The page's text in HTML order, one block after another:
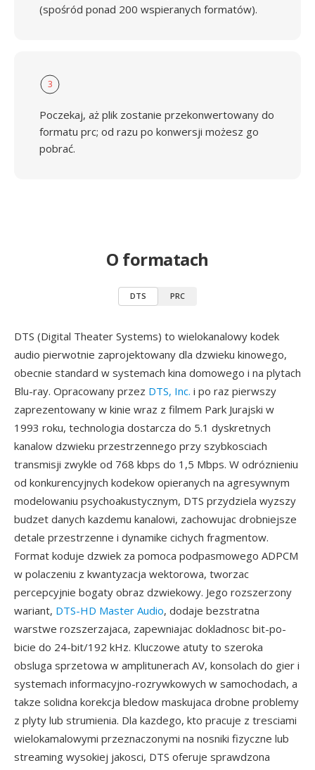
(spośród ponad 200 wspieranych formatów).
3
Poczekaj, aż plik zostanie przekonwertowany do
formatu prc; od razu po konwersji możesz go
pobrać.
O formatach
DTS PRC
DTS (Digital Theater Systems) to wielokanalowy kodek
audio pierwotnie zaprojektowany dla dzwieku kinowego,
obecnie standard w systemach kina domowego i na plytach
Blu-ray. Opracowany przez DTS, Inc. i po raz pierwszy
zaprezentowany w kinie wraz z filmem Park Jurajski w
1993 roku, technologia dostarcza do 5.1 dyskretnych
kanalow dzwieku przestrzennego przy szybkosciach
transmisji zwykle od 768 kbps do 1,5 Mbps. W odróznieniu
od konkurencyjnych kodekow opieranych na agresywnym
modelowaniu psychoakustycznym, DTS przydziela wyzszy
budzet danych kazdemu kanalowi, zachowujac drobniejsze
detale przestrzenne i dynamike cichych fragmentow.
Format koduje dzwiek za pomoca podpasmowego ADPCM
w polaczeniu z kwantyzacja wektorowa, tworzac
percepcyjnie bogaty obraz dzwiekowy. Jego rozszerzony
wariant, DTS-HD Master Audio, dodaje bezstratna
warstwe rozszerzajaca, zapewniajac dokladnosc bit-po-
bicie do 24-bit/192 kHz. Kluczowe atuty to szeroka
obsluga sprzetowa w amplitunerach AV, konsolach do gier i
systemach informacyjno-rozrywkowych w samochodach, a
takze solidna korekcja bledow maskujaca drobne problemy
z plyty lub strumienia. Dla kazdego, kto pracuje z tresciami
wielokamalowymi przeznaczonymi na nosniki fizyczne lub
streaming wysokiej jakosci, DTS oferuje sprawdzona